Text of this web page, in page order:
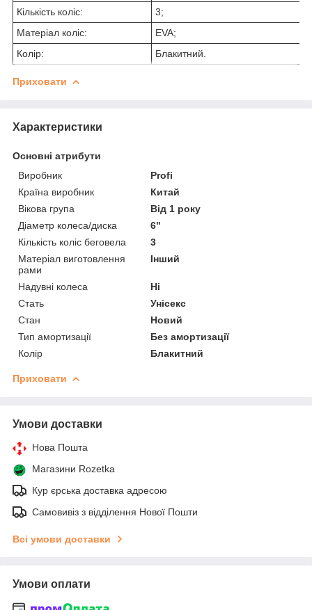
Кількість коліс:
3;
Матеріал коліс:
EVA;
Колір:
Блакитний.
Приховати
Характеристики
Основні атрибути
Виробник
Profi
Країна виробник
Китай
Вікова група
Від 1 року
Діаметр колеса/диска
6"
Кількість коліс беговела
3
Матеріал виготовлення
рами
Інший
Надувні колеса
Ні
Стать
Унісекс
Стан
Новий
Тип амортизації
Без амортизації
Колір
Блакитний
Приховати
Умови доставки
Нова Пошта
Магазини Rozetka
Кур єрська доставка адресою
Самовивіз з відділення Нової Пошти
Всі умови доставки
Умови оплати